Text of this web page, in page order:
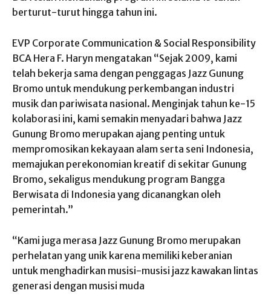
berturut-turut hingga tahun ini.
EVP Corporate Communication & Social Responsibility
BCA Hera F. Haryn mengatakan “Sejak 2009, kami
telah bekerja sama dengan penggagas Jazz Gunung
Bromo untuk mendukung perkembangan industri
musik dan pariwisata nasional. Menginjak tahun ke-15
kolaborasi ini, kami semakin menyadari bahwa Jazz
Gunung Bromo merupakan ajang penting untuk
mempromosikan kekayaan alam serta seni Indonesia,
memajukan perekonomian kreatif di sekitar Gunung
Bromo, sekaligus mendukung program Bangga
Berwisata di Indonesia yang dicanangkan oleh
pemerintah.”
“Kami juga merasa Jazz Gunung Bromo merupakan
perhelatan yang unik karena memiliki keberanian
untuk menghadirkan musisi-musisi jazz kawakan lintas
generasi dengan musisi muda